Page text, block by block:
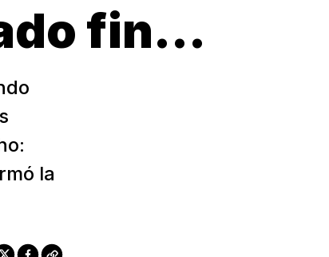
fin…
la